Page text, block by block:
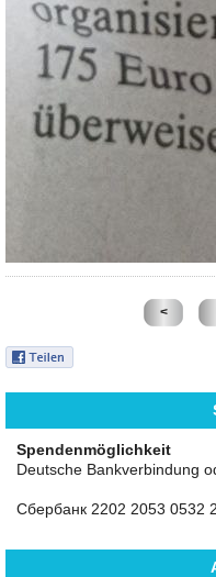
<
Spendenmöglichkeit
Deutsche Bankverbindung
Сбербанк 2202 2053 0532